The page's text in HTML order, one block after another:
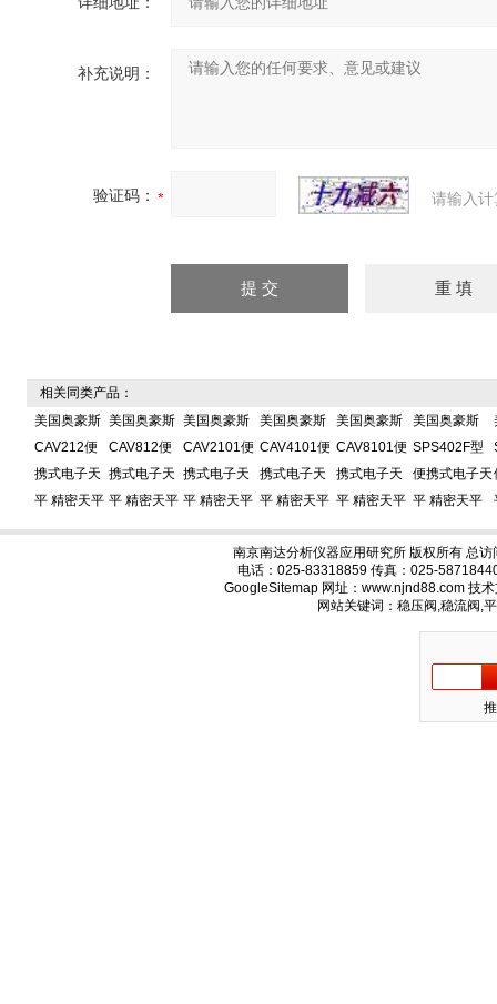
补充说明：
验证码： 请输入
相关同类产品：
美国奥豪斯
CAV212便
携式电子天
平 精密天平
美国奥豪斯
CAV812便
携式电子天
平 精密天平
美国奥豪斯
CAV2101便
携式电子天
平 精密天平
美国奥豪斯
CAV4101便
携式电子天
平 精密天平
美国奥豪斯
CAV8101便
携式电子天
平 精密天平
美国奥豪斯
SPS402F型
便携式电子天
平 精密天平
南京南达分析仪器应用研究所 版权所有 总访
电话：025-83318859 传真：025-
GoogleSitemap 网址：www.njnd88.com 技
网站关键词：稳压阀,稳流阀,